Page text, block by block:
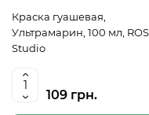
Краска гуашевая,
Ультрамарин, 100 мл,
Studio
109 грн.